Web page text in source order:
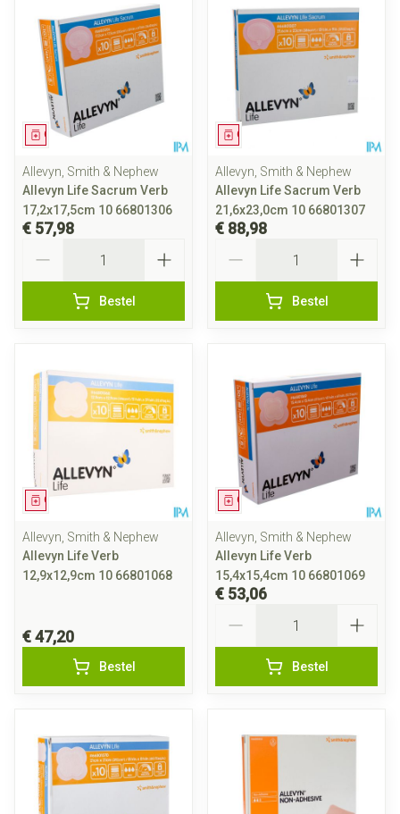
Geneesmiddel
Allevyn, Smith & Nephew
Allevyn Life Sacrum Verb
17,2x17,5cm 10 66801306
€ 57,98
Bestel
Geneesmiddel
Allevyn, Smith & Nephew
Allevyn Life Sacrum Verb
21,6x23,0cm 10 66801307
€ 88,98
Bestel
Geneesmiddel
Allevyn, Smith & Nephew
Allevyn Life Verb
12,9x12,9cm 10 66801068
€ 47,20
Bestel
Geneesmiddel
Allevyn, Smith & Nephew
Allevyn Life Verb
15,4x15,4cm 10 66801069
€ 53,06
Bestel